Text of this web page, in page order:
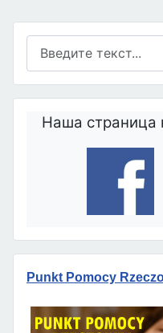
Наша страница
Punkt Pomocy